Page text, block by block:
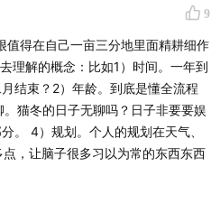
设施和水利。
需要在很短的周期里烘干（烘干
平摊的价格，不固定 - 俄罗斯的
9
得在自己一亩三分地里面精耕细作
理解的概念：比如1）时间。一年到
结束？2）年龄。到底是懂全流程
猫冬的日子无聊吗？日子非要要娱
。 4）规划。个人的规划在天气、
，让脑子很多习以为常的东西东西